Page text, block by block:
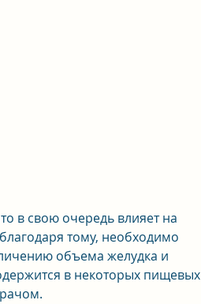
тому, необходимо
объема желудка и
в некоторых пищевых